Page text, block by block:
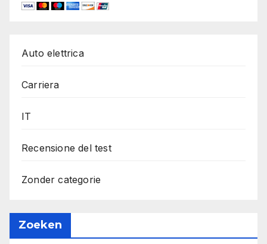
Auto elettrica
Carriera
IT
Recensione del test
Zonder categorie
Zoeken